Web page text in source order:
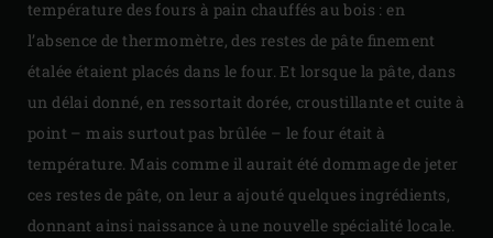
température des fours à pain chauffés au bois : en
l’absence de thermomètre, des restes de pâte finement
étalée étaient placés dans le four. Et lorsque la pâte, dans
un délai donné, en ressortait dorée, croustillante et cuite à
point – mais surtout pas brûlée – le four était à
température. Mais comme il aurait été dommage de jeter
ces restes de pâte, on leur a ajouté quelques ingrédients,
donnant ainsi naissance à une nouvelle spécialité locale.